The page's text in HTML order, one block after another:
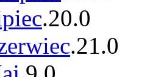
.20.0
.21.0